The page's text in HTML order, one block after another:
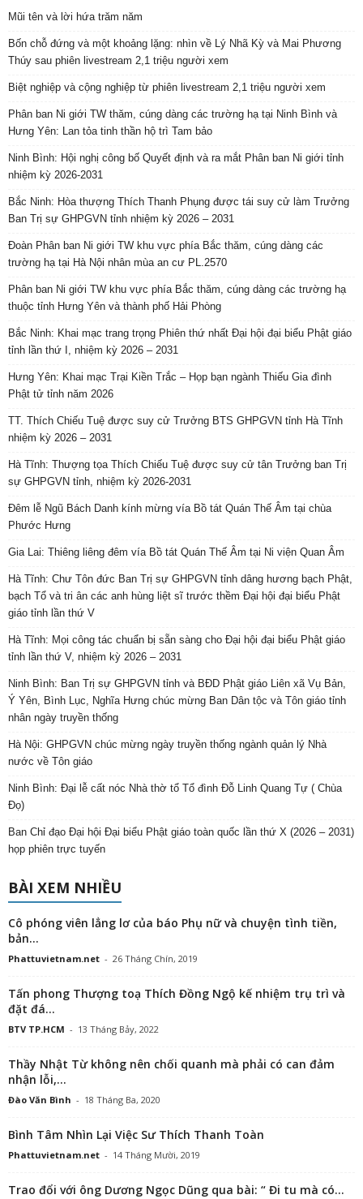
Mũi tên và lời hứa trăm năm
Bốn chỗ đứng và một khoảng lặng: nhìn về Lý Nhã Kỳ và Mai Phương
Thúy sau phiên livestream 2,1 triệu người xem
Biệt nghiệp và cộng nghiệp từ phiên livestream 2,1 triệu người xem
Phân ban Ni giới TW thăm, cúng dàng các trường hạ tại Ninh Bình và
Hưng Yên: Lan tỏa tinh thần hộ trì Tam bảo
Ninh Bình: Hội nghị công bố Quyết định và ra mắt Phân ban Ni giới tỉnh
nhiệm kỳ 2026-2031
Bắc Ninh: Hòa thượng Thích Thanh Phụng được tái suy cử làm Trưởng
Ban Trị sự GHPGVN tỉnh nhiệm kỳ 2026 – 2031
Đoàn Phân ban Ni giới TW khu vực phía Bắc thăm, cúng dàng các
trường hạ tại Hà Nội nhân mùa an cư PL.2570
Phân ban Ni giới TW khu vực phía Bắc thăm, cúng dàng các trường hạ
thuộc tỉnh Hưng Yên và thành phố Hải Phòng
Bắc Ninh: Khai mạc trang trọng Phiên thứ nhất Đại hội đại biểu Phật giáo
tỉnh lần thứ I, nhiệm kỳ 2026 – 2031
Hưng Yên: Khai mạc Trại Kiền Trắc – Họp bạn ngành Thiếu Gia đình
Phật tử tỉnh năm 2026
TT. Thích Chiếu Tuệ được suy cử Trưởng BTS GHPGVN tỉnh Hà Tĩnh
nhiệm kỳ 2026 – 2031
Hà Tĩnh: Thượng tọa Thích Chiếu Tuệ được suy cử tân Trưởng ban Trị
sự GHPGVN tỉnh, nhiệm kỳ 2026-2031
Đêm lễ Ngũ Bách Danh kính mừng vía Bồ tát Quán Thế Âm tại chùa
Phước Hưng
Gia Lai: Thiêng liêng đêm vía Bồ tát Quán Thế Âm tại Ni viện Quan Âm
Hà Tĩnh: Chư Tôn đức Ban Trị sự GHPGVN tỉnh dâng hương bạch Phật,
bạch Tổ và tri ân các anh hùng liệt sĩ trước thềm Đại hội đại biểu Phật
giáo tỉnh lần thứ V
Hà Tĩnh: Mọi công tác chuẩn bị sẵn sàng cho Đại hội đại biểu Phật giáo
tỉnh lần thứ V, nhiệm kỳ 2026 – 2031
Ninh Bình: Ban Trị sự GHPGVN tỉnh và BĐD Phật giáo Liên xã Vụ Bản,
Ý Yên, Bình Lục, Nghĩa Hưng chúc mừng Ban Dân tộc và Tôn giáo tỉnh
nhân ngày truyền thống
Hà Nội: GHPGVN chúc mừng ngày truyền thống ngành quản lý Nhà
nước về Tôn giáo
Ninh Bình: Đại lễ cất nóc Nhà thờ tổ Tổ đình Đỗ Linh Quang Tự ( Chùa
Đọ)
Ban Chỉ đạo Đại hội Đại biểu Phật giáo toàn quốc lần thứ X (2026 – 2031)
họp phiên trực tuyến
BÀI XEM NHIỀU
Cô phóng viên lẳng lơ của báo Phụ nữ và chuyện tình tiền,
bản...
Phattuvietnam.net - 26 Tháng Chín, 2019
Tấn phong Thượng toạ Thích Đồng Ngộ kế nhiệm trụ trì và
đặt đá...
BTV TP.HCM - 13 Tháng Bảy, 2022
Thầy Nhật Từ không nên chối quanh mà phải có can đảm
nhận lỗi,...
Đào Văn Bình - 18 Tháng Ba, 2020
Bình Tâm Nhìn Lại Việc Sư Thích Thanh Toàn
Phattuvietnam.net - 14 Tháng Mười, 2019
Trao đổi với ông Dương Ngọc Dũng qua bài: “ Đi tu mà có...